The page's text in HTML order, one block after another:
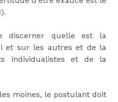
discerner quelle est la
et sur les autres et de la
individualistes et de la
moines, le postulant doit